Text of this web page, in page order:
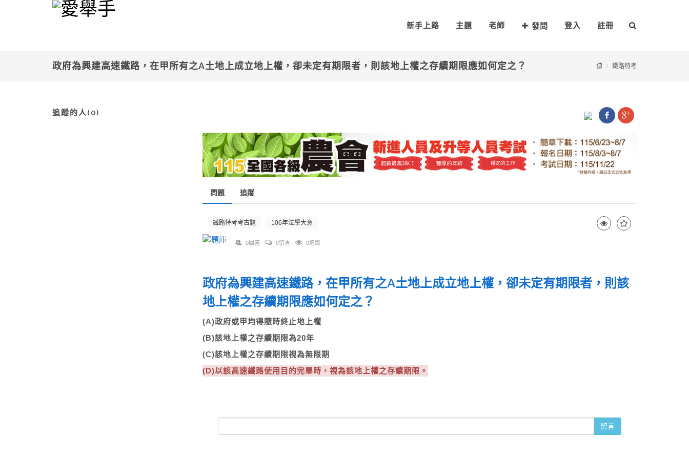
新手上路 主題 老師 發問 登入 註冊
政府為興建高速鐵路，在甲所有之A土地上成立地上權，卻未定有期限者，則該地上權之存續期限應如何定之？ 鐵路特考
追蹤的人(0)
問題 追蹤
鐵路特考考古題 106年法學大意
0回答 0留言 0追蹤
政府為興建高速鐵路，在甲所有之A土地上成立地上權，卻未定有期限者，則該
地上權之存續期限應如何定之？
(A)政府或甲均得隨時終止地上權
(B)該地上權之存續期限為20年
(C)該地上權之存續期限視為無限期
(D)以該高速鐵路使用目的完畢時，視為該地上權之存續期限。
留言